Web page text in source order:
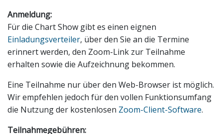
Anmeldung:
Für die Chart Show gibt es einen eignen
Einladungsverteiler, über den Sie an die Termine
erinnert werden, den Zoom-Link zur Teilnahme
erhalten sowie die Aufzeichnung bekommen.
Eine Teilnahme nur über den Web-Browser ist möglich.
Wir empfehlen jedoch für den vollen Funktionsumfang
die Nutzung der kostenlosen Zoom-Client-Software.
Teilnahmegebühren: